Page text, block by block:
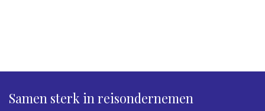
Samen sterk in reisondernemen